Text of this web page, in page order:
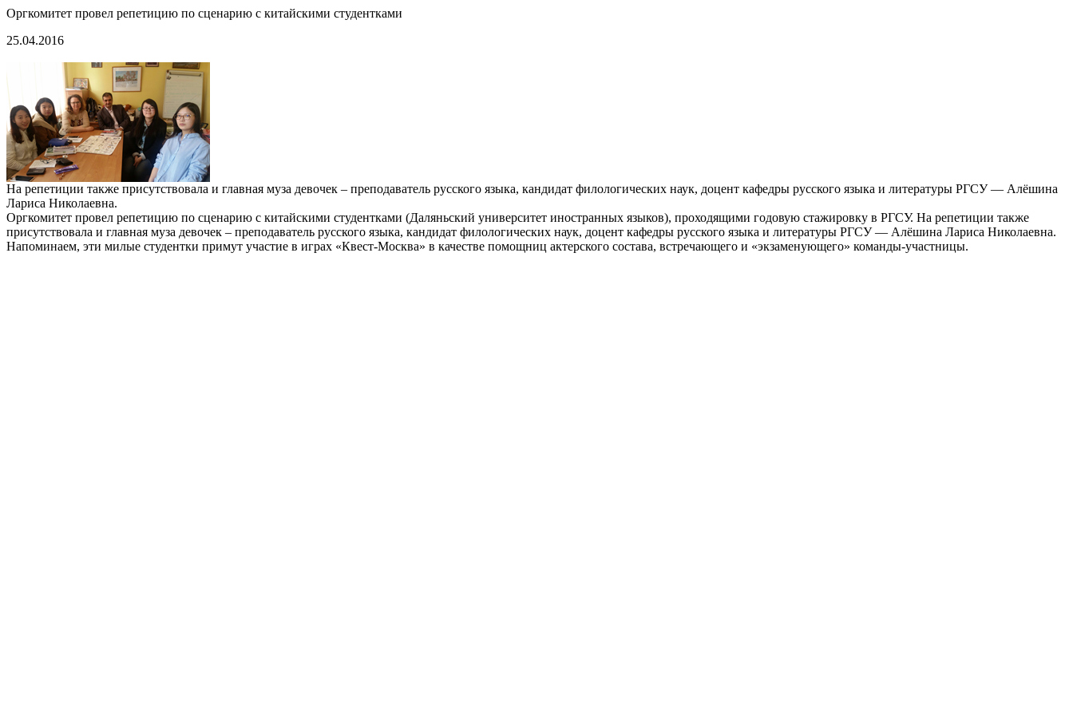
Оргкомитет провел репетицию по сценарию с китайскими студентками
25.04.2016
На репетиции также присутствовала и главная муза девочек – преподаватель русского языка, кандидат филологических наук, доцент кафедры русского языка и литературы РГСУ — Алёшина
Лариса Николаевна.
Оргкомитет провел репетицию по сценарию с китайскими студентками (Даляньский университет иностранных языков), проходящими годовую стажировку в РГСУ. На репетиции также
присутствовала и главная муза девочек – преподаватель русского языка, кандидат филологических наук, доцент кафедры русского языка и литературы РГСУ — Алёшина Лариса Николаевна.
Напоминаем, эти милые студентки примут участие в играх «Квест-Москва» в качестве помощниц актерского состава, встречающего и «экзаменующего» команды-участницы.